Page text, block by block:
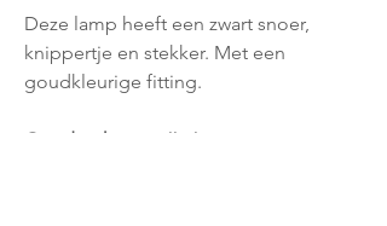
Deze lamp heeft een zwart snoer,
knippertje en stekker. Met een
goudkleurige fitting.
Good to know:
alle lampen zijn